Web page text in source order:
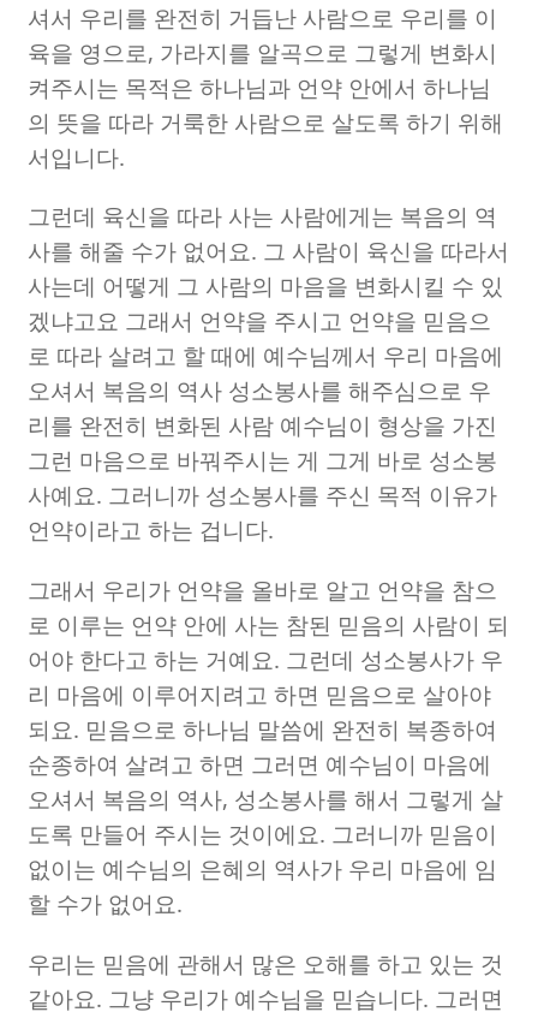
셔서 우리를 완전히 거듭난 사람으로 우리를 이
육을 영으로, 가라지를 알곡으로 그렇게 변화시
켜주시는 목적은 하나님과 언약 안에서 하나님
의 뜻을 따라 거룩한 사람으로 살도록 하기 위해
서입니다.
그런데 육신을 따라 사는 사람에게는 복음의 역
사를 해줄 수가 없어요. 그 사람이 육신을 따라서
사는데 어떻게 그 사람의 마음을 변화시킬 수 있
겠냐고요 그래서 언약을 주시고 언약을 믿음으
로 따라 살려고 할 때에 예수님께서 우리 마음에
오셔서 복음의 역사 성소봉사를 해주심으로 우
리를 완전히 변화된 사람 예수님이 형상을 가진
그런 마음으로 바꿔주시는 게 그게 바로 성소봉
사예요. 그러니까 성소봉사를 주신 목적 이유가
언약이라고 하는 겁니다.
그래서 우리가 언약을 올바로 알고 언약을 참으
로 이루는 언약 안에 사는 참된 믿음의 사람이 되
어야 한다고 하는 거예요. 그런데 성소봉사가 우
리 마음에 이루어지려고 하면 믿음으로 살아야
되요. 믿음으로 하나님 말씀에 완전히 복종하여
순종하여 살려고 하면 그러면 예수님이 마음에
오셔서 복음의 역사, 성소봉사를 해서 그렇게 살
도록 만들어 주시는 것이에요. 그러니까 믿음이
없이는 예수님의 은혜의 역사가 우리 마음에 임
할 수가 없어요.
우리는 믿음에 관해서 많은 오해를 하고 있는 것
같아요. 그냥 우리가 예수님을 믿습니다. 그러면